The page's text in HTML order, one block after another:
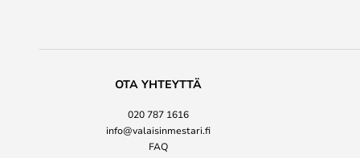
OTA YHTEYTTÄ
020 787 1616
info@valaisinmestari.fi
FAQ